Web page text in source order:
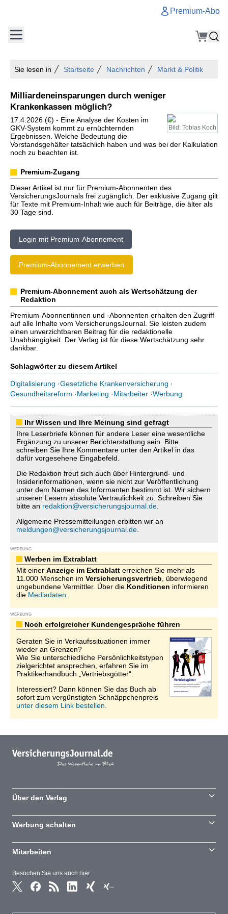
Premium-Abo
Sie lesen in Startseite Nachrichten Markt & Politik
Milliardeneinsparungen durch weniger
Krankenkassen möglich?
Bild: Tobias Koch
17.4.2026 (€) - Eine Analyse der Kosten im
GKV-System kommt zu ernüchternden
Ergebnissen. Welche Bedeutung die
Vorstandsgehälter tatsächlich haben und was bei der Kalkulation
noch zu beachten ist.
Premium-Zugang
Dieser Artikel ist nur für Premium-Abonnenten des
VersicherungsJournals frei zugänglich. Der exklusive Zugang gilt
für Texte mit Premium-Inhalt wie auch für Beiträge, die älter als
30 Tage sind.
Login mit Premium-Abonnement
Premium-Abonnement erwerben
Premium-Abonnement auch als Wertschätzung der
Redaktion
Premium-Abonnentinnen und -Abonnenten erhalten den Zugriff
auf alle Inhalte vom VersicherungsJournal. Sie leisten zudem
einen unverzichtbaren Beitrag für die redaktionelle
Unabhängigkeit. Der Verlag ist für diese Wertschätzung sehr
dankbar.
Schlagwörter zu diesem Artikel
Digitalisierung ·Gesetzliche Krankenversicherung ·
Gesundheitsreform ·Marketing ·Mitarbeiter ·Werbung
Ihr Wissen und Ihre Meinung sind gefragt
Ihre Leserbriefe können für andere Leser eine wesentliche
Ergänzung zu unserer Berichterstattung sein. Bitte
schreiben Sie Ihre Kommentare unter den Artikel in das
dafür vorgesehene Eingabefeld.
Die Redaktion freut sich auch über Hintergrund- und
Insiderinformationen, wenn sie nicht zur Veröffentlichung
unter dem Namen des Informanten bestimmt ist. Wir sichern
unseren Lesern absolute Vertraulichkeit zu. Schreiben Sie
bitte an redaktion@versicherungsjournal.de
Allgemeine Pressemitteilungen erbitten wir an
meldungen@versicherungsjournal.de
WERBUNG
Werben im Extrablatt
Mit einer Anzeige im Extrablatt erreichen Sie mehr als
11.000 Menschen im Versicherungsvertrieb , überwiegend
ungebundene Vermittler. Über die Konditionen informieren
die Mediadaten
WERBUNG
Noch erfolgreicher Kundengespräche führen
Geraten Sie in Verkaufssituationen immer
wieder an Grenzen?
Wie Sie unterschiedliche Persönlichkeitstypen
zielgerichtet ansprechen, erfahren Sie im
Praktikerhandbuch „Vertriebsgötter“.
Interessiert? Dann können Sie das Buch ab
sofort zum vergünstigten Schnäppchenpreis
unter diesem Link bestellen.
Besuchen Sie uns auch hier
Über den Verlag
Werbung schalten
Mitarbeiten